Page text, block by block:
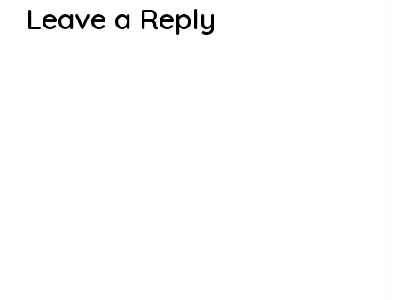
Leave a Reply